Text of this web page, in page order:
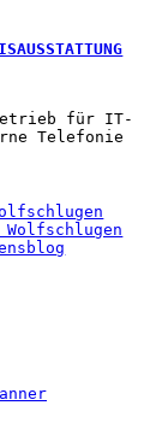
für IT-
Telefonie